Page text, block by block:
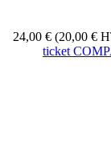
24,00 € (20,00 €
ticket